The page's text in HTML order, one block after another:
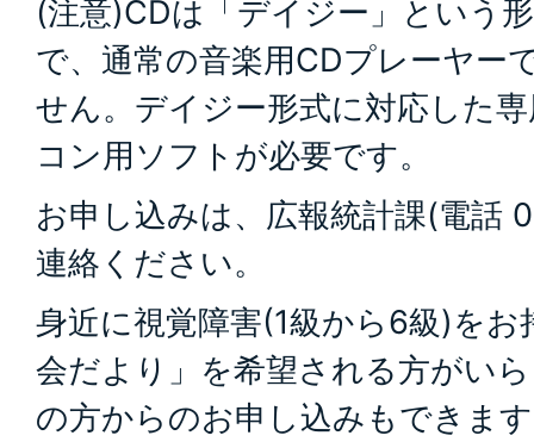
(注意)CDは「デイジー」という
で、通常の音楽用CDプレーヤー
せん。デイジー形式に対応した
コン用ソフトが必要です。
お申し込みは、広報統計課(電話
連絡ください。
身近に視覚障害(1級から6級)を
会だより」を希望される方がい
の方からのお申し込みもできま